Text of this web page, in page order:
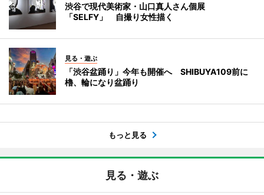
渋谷で現代美術家・山口真人さん個展
「SELFY」 自撮り女性描く
見る・遊ぶ
「渋谷盆踊り」今年も開催へ SHIBUYA109前に
櫓、輪になり盆踊り
もっと見る
見る・遊ぶ